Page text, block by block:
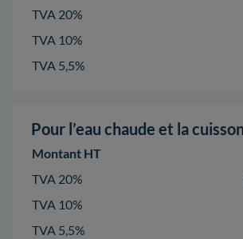
TVA 20%
TVA 10%
TVA 5,5%
Pour l’eau chaude et la
Montant HT
TVA 20%
TVA 10%
TVA 5,5%